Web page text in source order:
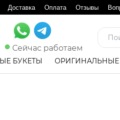
Доставка Оплата Отзывы
Сейчас работаем
БУКЕТЫ